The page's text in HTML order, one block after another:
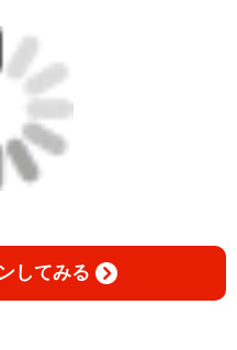
してみる